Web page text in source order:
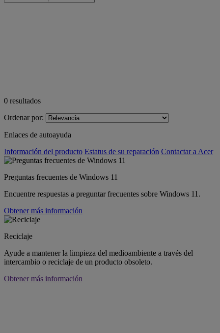
0 resultados
Ordenar por:
Enlaces de autoayuda
Información del producto Estatus de su reparación Contactar a Acer
Preguntas frecuentes de Windows 11
Encuentre respuestas a preguntar frecuentes sobre Windows 11.
Obtener más información
Reciclaje
Ayude a mantener la limpieza del medioambiente a través del
intercambio o reciclaje de un producto obsoleto.
Obtener más información